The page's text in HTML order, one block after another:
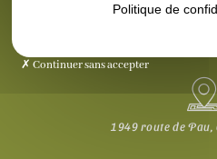
1949 route de
Politique de
Continuer sans accepter